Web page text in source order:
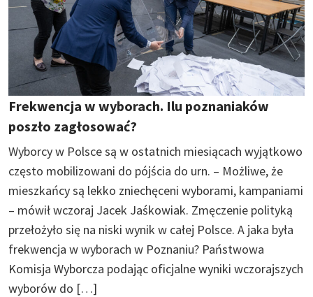
Frekwencja w wyborach. Ilu poznaniaków
poszło zagłosować?
Wyborcy w Polsce są w ostatnich miesiącach wyjątkowo
często mobilizowani do pójścia do urn. – Możliwe, że
mieszkańcy są lekko zniechęceni wyborami, kampaniami
– mówił wczoraj Jacek Jaśkowiak. Zmęczenie polityką
przełożyło się na niski wynik w całej Polsce. A jaka była
frekwencja w wyborach w Poznaniu? Państwowa
Komisja Wyborcza podając oficjalne wyniki wczorajszych
wyborów do […]